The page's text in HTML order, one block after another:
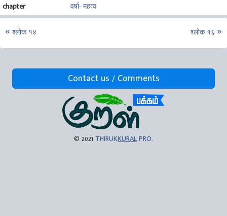
chapter
वर्षा- महत्व
श्लोक १४ श्लोक १६
Contact us / Comments
© 2021 THIRUKKURALPRO.